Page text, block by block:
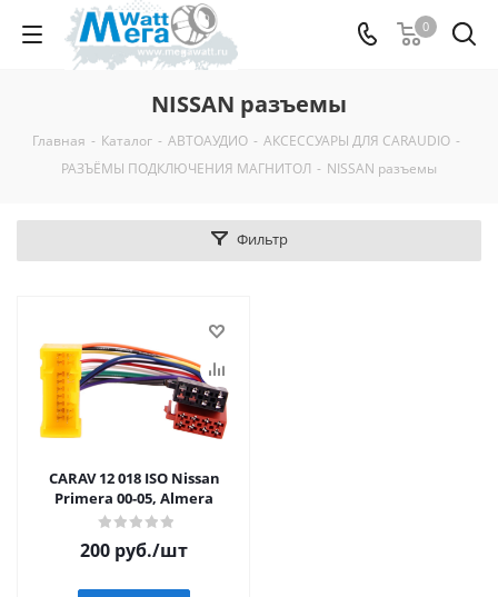
0
NISSAN разъемы
Главная - Каталог - АВТОАУДИО - АКСЕССУАРЫ ДЛЯ CARAUDIO -
РАЗЪЁМЫ ПОДКЛЮЧЕНИЯ МАГНИТОЛ - NISSAN разъемы
Фильтр
CARAV 12 018 ISO Nissan
Primera 00-05, Almera
200 руб./шт